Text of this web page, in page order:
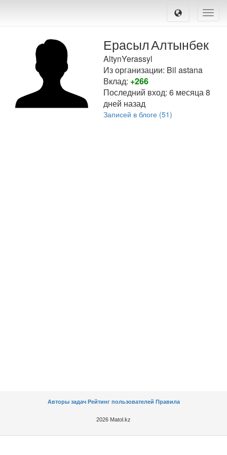
Toggle
ЕрасылАлтынбек
AltynYerassyl
Из организации: Bil astana
Вклад: +266
Последний вход:6 месяца 8
дней назад
Записей в блоге (51)
Авторы задач Рейтинг пользователей Правила
2026 Matol.kz